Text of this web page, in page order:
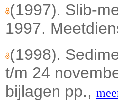
(1997). Slib-
1997.
(1998).
t/m 24
bijlagen pp.,